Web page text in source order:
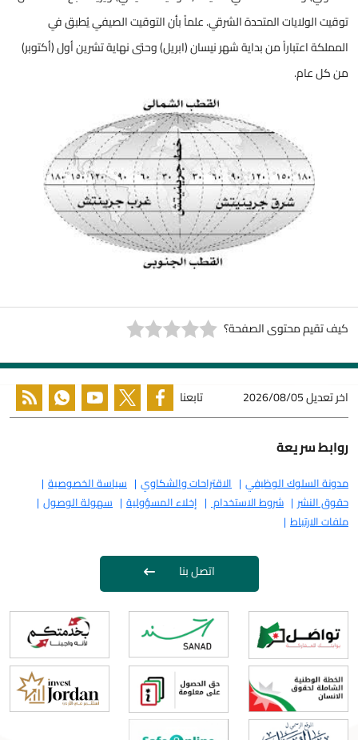
توقيت الولايات المتحدة الشرقي. علماً بأن التوقيت الصيفي يُطبق في
المملكة اعتباراً من بداية شهر نيسان (ابريل) وحتى نهاية تشرين أول (أكتوبر)
من كل عام.
كيف تقيم محتوى الصفحة؟
اخر تعديل2026/08/05 تابعنا
روابط سريعة
مدونة السلوك الوظيفي الاقتراحات والشكاوي
سياسة الخصوصية
حقوق النشر
شروط الاستخدام إخلاء المسؤولية
سهولة الوصول
ملفات الارتباط
اتصل بنا